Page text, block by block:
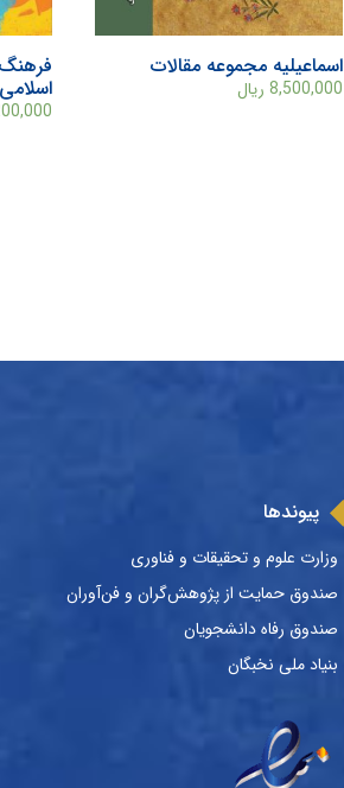
اسماعیلیه مجموعه مقالات
8,500,000 ریال
همراه
پیوندها
وزارت علوم و تحقیقات و فناوری
صندوق حمایت از پژوهش‌گران و فن‌آوران
صندوق رفاه دانشجویان
بنیاد ملی نخبگان